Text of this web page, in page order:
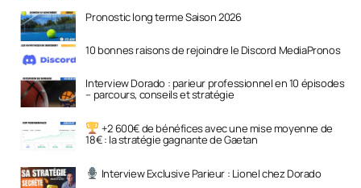
Pronostic long terme Saison 2026
10 bonnes raisons de rejoindre le Discord MediaPronos
Interview Dorado : parieur professionnel en 10 épisodes
– parcours, conseils et stratégie
+2 600€ de bénéfices avec une mise moyenne de
18€ : la stratégie gagnante de Gaetan
Interview Exclusive Parieur : Lionel chez Dorado